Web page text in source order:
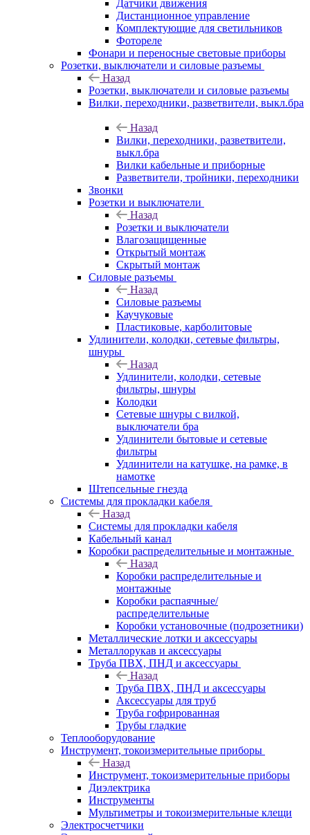
Датчики движения
Дистанционное управление
Комплектующие для светильников
Фотореле
Фонари и переносные световые приборы
Розетки, выключатели и силовые разъемы
Назад
Розетки, выключатели и силовые разъемы
Вилки, переходники, разветвители, выкл.бра
Назад
Вилки, переходники, разветвители,
выкл.бра
Вилки кабельные и приборные
Разветвители, тройники, переходники
Звонки
Розетки и выключатели
Назад
Розетки и выключатели
Влагозащищенные
Открытый монтаж
Скрытый монтаж
Силовые разъемы
Назад
Силовые разъемы
Каучуковые
Пластиковые, карболитовые
Удлинители, колодки, сетевые фильтры,
шнуры
Назад
Удлинители, колодки, сетевые
фильтры, шнуры
Колодки
Сетевые шнуры с вилкой,
выключатели бра
Удлинители бытовые и сетевые
фильтры
Удлинители на катушке, на рамке, в
намотке
Штепсельные гнезда
Системы для прокладки кабеля
Назад
Системы для прокладки кабеля
Кабельный канал
Коробки распределительные и монтажные
Назад
Коробки распределительные и
монтажные
Коробки распаячные/
распределительные
Коробки установочные (подрозетники)
Металлические лотки и аксессуары
Металлорукав и аксессуары
Труба ПВХ, ПНД и аксессуары
Назад
Труба ПВХ, ПНД и аксессуары
Аксессуары для труб
Труба гофрированная
Трубы гладкие
Теплооборудование
Инструмент, токоизмерительные приборы
Назад
Инструмент, токоизмерительные приборы
Диэлектрика
Инструменты
Мультиметры и токоизмерительные клещи
Электросчетчики